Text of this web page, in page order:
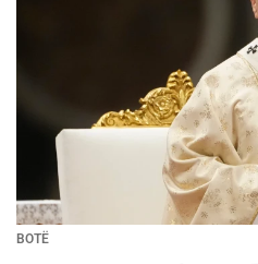
BOTË